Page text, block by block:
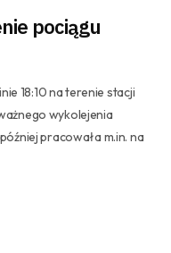
pociągu
18:10 na terenie stacji
wykolejenia
pracowała m.in. na